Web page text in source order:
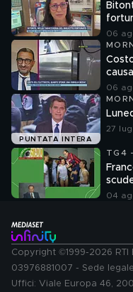
06
06
PUNTATA INTERA
27
TG4
04
Copyright ©1999-2026 RTI
03976881007 - Sede
Uffici: Viale Europa 46,